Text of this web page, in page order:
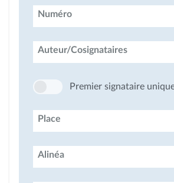
Numéro
Auteur/Cosignataires
Premier signataire
Place
Alinéa